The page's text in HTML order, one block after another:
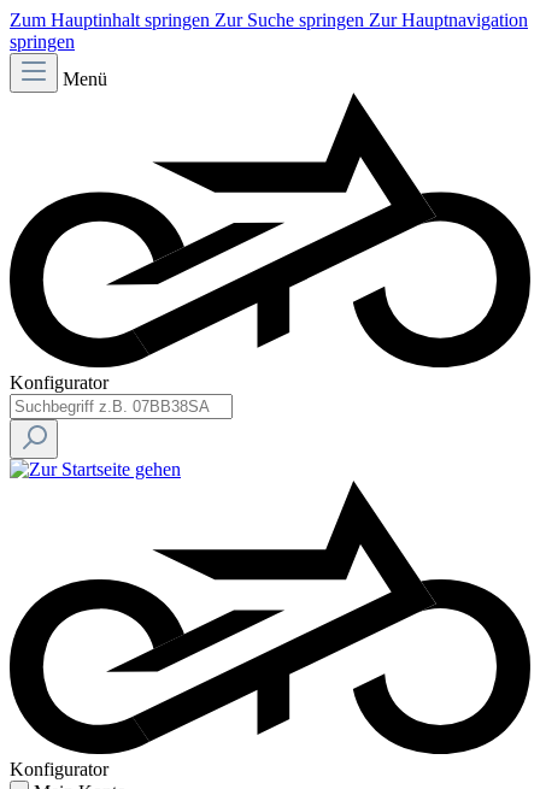
Zum Hauptinhalt springen Zur Suche springen Zur Hauptnavigation
springen
Menü
Konfigurator
Konfigurator